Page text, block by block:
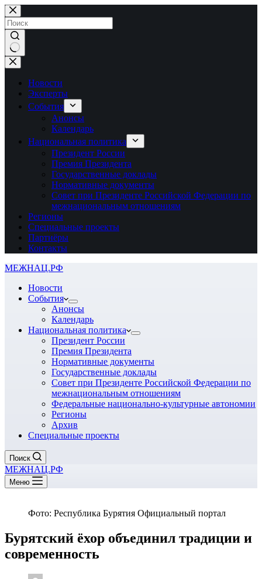
Перейти
к
сути
Ничего
не
найденоНовости
Эксперты
События
Анонсы
Календарь
Национальная политика
Президент России
Премия Президента
Государственные доклады
Нормативные документы
Совет при Президенте Российской Федерации по
межнациональным отношениям
Регионы
Специальные проекты
Партнёры
Контакты
МЕЖНАЦ.РФ
Новости
События
Анонсы
Календарь
Национальная политика
Президент России
Премия Президента
Нормативные документы
Государственные доклады
Совет при Президенте Российской Федерации по
межнациональным отношениям
Федеральные национально-культурные автономии
Регионы
Архив
Специальные проекты
Поиск
МЕЖНАЦ.РФ
Меню
Фото: Республика Бурятия Официальный портал
Бурятский ёхор объединил традиции и
современность